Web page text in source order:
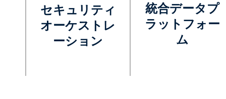
セキュリティ
オーケストレ
ーション
統合データプ
ラットフォー
ム